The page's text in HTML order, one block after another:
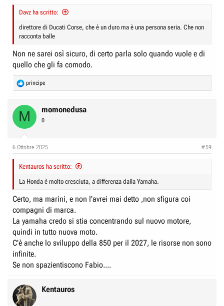
Davz ha scritto:
direttore di Ducati Corse, che è un duro ma è una persona seria. Che non
racconta balle
Non ne sarei osì sicuro, di certo parla solo quando vuole e di
quello che gli fa comodo.
R
e
c
t
s
principe
M momonedusa
0
6 Ottobre 2025 #59
Kentauros ha scritto:
La Honda è molto cresciuta, a differenza dalla Yamaha.
Certo, ma marini, e non l'avrei mai detto ,non sfigura coi
compagni di marca.
La yamaha credo si stia concentrando sul nuovo motore,
quindi in tutto nuova moto.
C'è anche lo sviluppo della 850 per il 2027, le risorse non sono
infinite.
Se non spazientiscono Fabio....
Kentauros